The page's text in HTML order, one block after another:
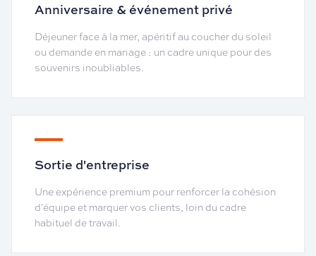
Anniversaire & événement privé
Déjeuner face à la mer, apéritif au coucher du soleil
ou demande en mariage : un cadre unique pour des
souvenirs inoubliables.
Sortie d'entreprise
Une expérience premium pour renforcer la cohésion
d'équipe et marquer vos clients, loin du cadre
habituel de travail.